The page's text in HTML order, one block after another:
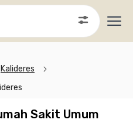
Kalideres
Sakit Umum